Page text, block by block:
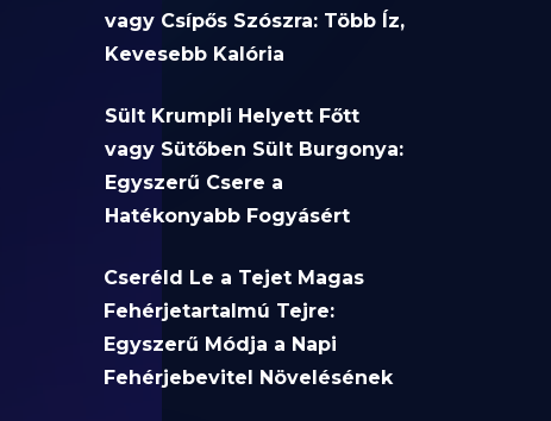
vagy Csípős Szószra: Több Íz,
Kevesebb Kalória
Sült Krumpli Helyett Főtt
vagy Sütőben Sült Burgonya:
Egyszerű Csere a
Hatékonyabb Fogyásért
Cseréld Le a Tejet Magas
Fehérjetartalmú Tejre:
Egyszerű Módja a Napi
Fehérjebevitel Növelésének